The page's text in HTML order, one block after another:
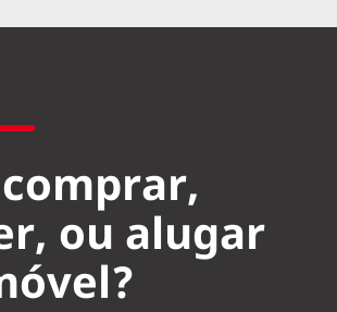
ou alugar